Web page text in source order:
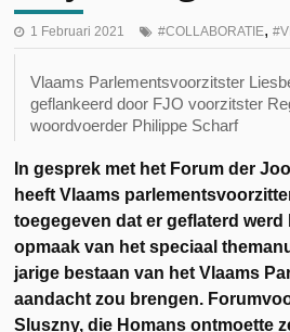
1 Februari 2021 COLLABORATIE,
Vlaams Parlementsvoorzitster
geflankeerd door FJO voorzitster
woordvoerder Philippe Scharf
In gesprek met het Forum der
heeft Vlaams
toegegeven dat er geflaterd
opmaak van het speciaal
jarige bestaan van het Vlaams
aandacht zou brengen.
Sluszny, die Homans ontmoette